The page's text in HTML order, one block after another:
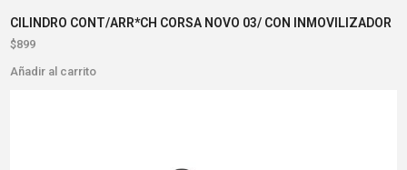
CILINDRO CONT/ARR*CH CORSA NOVO 03/ CON INMOVILIZADOR
$899
Añadir al carrito